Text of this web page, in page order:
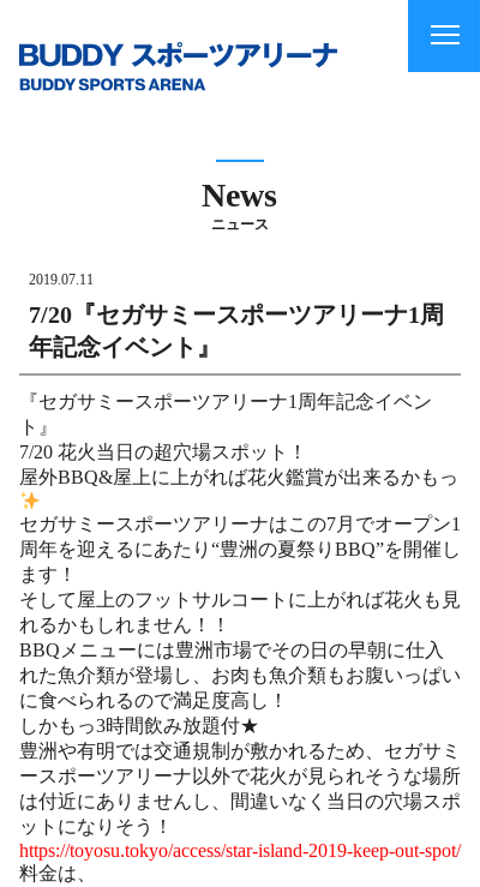
News
ニュース
2019.07.11
7/20『セガサミースポーツアリーナ1周
年記念イベント』
『セガサミースポーツアリーナ1周年記念イベン
ト』
7/20 花火当日の超穴場スポット！
屋外BBQ&屋上に上がれば花火鑑賞が出来るかもっ
セガサミースポーツアリーナはこの7月でオープン1
周年を迎えるにあたり“豊洲の夏祭りBBQ”を開催し
ます！
そして屋上のフットサルコートに上がれば花火も見
れるかもしれません！！
BBQメニューには豊洲市場でその日の早朝に仕入
れた魚介類が登場し、お肉も魚介類もお腹いっぱい
に食べられるので満足度高し！
しかもっ3時間飲み放題付★
豊洲や有明では交通規制が敷かれるため、セガサミ
ースポーツアリーナ以外で花火が見られそうな場所
は付近にありませんし、間違いなく当日の穴場スポ
ットになりそう！
https://toyosu.tokyo/access/star-island-2019-keep-out-spot/
料金は、